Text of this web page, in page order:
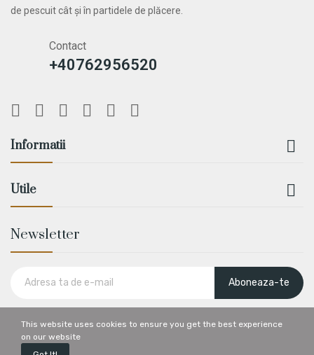
de pescuit cât și în partidele de plăcere.
Contact
+40762956520
Informatii 
Utile 
Newsletter
Aboneaza-te
This website uses cookies to ensure you get the best experience
on our website